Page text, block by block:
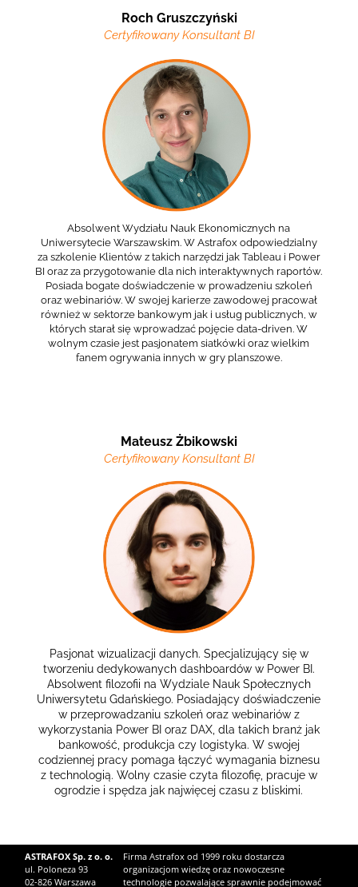
Absolwent Wydziału Nauk Ekonomicznych na
Uniwersytecie Warszawskim. W Astrafox odpowiedzialny
za szkolenie Klientów z takich narzędzi jak Tableau i Power
BI oraz za przygotowanie dla nich interaktywnych raportów.
Posiada bogate doświadczenie w prowadzeniu szkoleń
oraz webinariów. W swojej karierze zawodowej pracował
również w sektorze bankowym jak i usług publicznych, w
których starał się wprowadzać pojęcie data-driven. W
wolnym czasie jest pasjonatem siatkówki oraz wielkim
fanem ogrywania innych w gry planszowe.
Roch Gruszczyński
Certyfikowany Konsultant BI
Mateusz Żbikowski
Certyfikowany Konsultant BI
Pasjonat wizualizacji danych. Specjalizujący się w
tworzeniu dedykowanych dashboardów w Power BI.
Absolwent filozofii na Wydziale Nauk Społecznych
Uniwersytetu Gdańskiego. Posiadający doświadczenie
w przeprowadzaniu szkoleń oraz webinariów z
wykorzystania Power BI oraz DAX, dla takich branż jak
bankowość, produkcja czy logistyka. W swojej
codziennej pracy pomaga łączyć wymagania biznesu
z technologią. Wolny czasie czyta filozofię, pracuje w
ogrodzie i spędza jak najwięcej czasu z bliskimi.
ASTRAFOX Sp. z o. o.
ul. Poloneza 93
02-826 Warszawa
Firma Astrafox od 1999 roku dostarcza
organizacjom wiedzę oraz nowoczesne
technologie pozwalające sprawnie podejmować